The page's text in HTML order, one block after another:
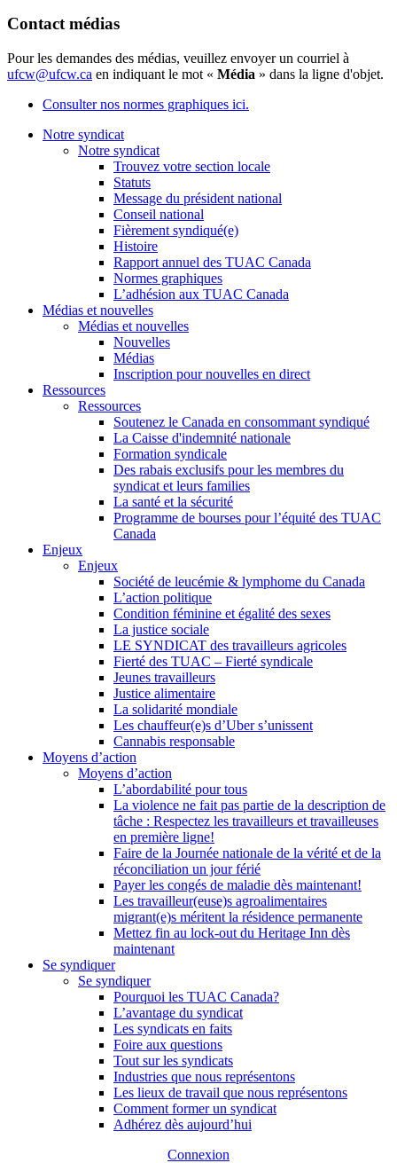
Contact médias
Pour les demandes des médias, veuillez envoyer un courriel à
ufcw@ufcw.ca en indiquant le mot « Média » dans la ligne d'objet.
Consulter nos normes graphiques ici.
Notre syndicat
Notre syndicat
Trouvez votre section locale
Statuts
Message du président national
Conseil national
Fièrement syndiqué(e)
Histoire
Rapport annuel des TUAC Canada
Normes graphiques
L’adhésion aux TUAC Canada
Médias et nouvelles
Médias et nouvelles
Nouvelles
Médias
Inscription pour nouvelles en direct
Ressources
Ressources
Soutenez le Canada en consommant syndiqué
La Caisse d'indemnité nationale
Formation syndicale
Des rabais exclusifs pour les membres du
syndicat et leurs families
La santé et la sécurité
Programme de bourses pour l’équité des TUAC
Canada
Enjeux
Enjeux
Société de leucémie & lymphome du Canada
L’action politique
Condition féminine et égalité des sexes
La justice sociale
LE SYNDICAT des travailleurs agricoles
Fierté des TUAC – Fierté syndicale
Jeunes travailleurs
Justice alimentaire
La solidarité mondiale
Les chauffeur(e)s d’Uber s’unissent
Cannabis responsable
Moyens d’action
Moyens d’action
L’abordabilité pour tous
La violence ne fait pas partie de la description de
tâche : Respectez les travailleurs et travailleuses
en première ligne!
Faire de la Journée nationale de la vérité et de la
réconciliation un jour férié
Payer les congés de maladie dès maintenant!
Les travailleur(euse)s agroalimentaires
migrant(e)s méritent la résidence permanente
Mettez fin au lock-out du Heritage Inn dès
maintenant
Se syndiquer
Se syndiquer
Pourquoi les TUAC Canada?
L’avantage du syndicat
Les syndicats en faits
Foire aux questions
Tout sur les syndicats
Industries que nous représentons
Les lieux de travail que nous représentons
Comment former un syndicat
Adhérez dès aujourd’hui
Connexion